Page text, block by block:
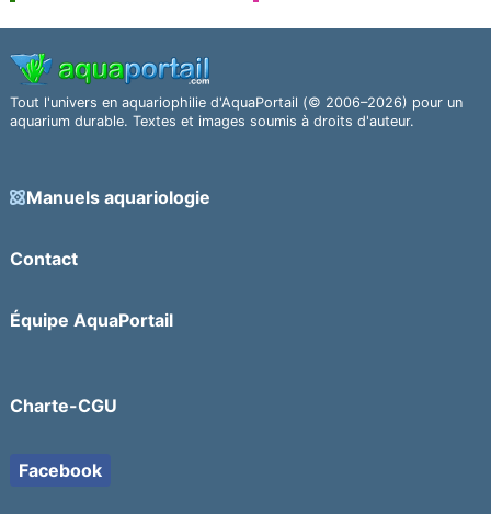
Tout l'univers en aquariophilie d'AquaPortail (© 2006–2026) pour un
aquarium durable. Textes et images soumis à droits d'auteur.
Manuels aquariologie
Contact
Équipe AquaPortail
Charte-CGU
Facebook